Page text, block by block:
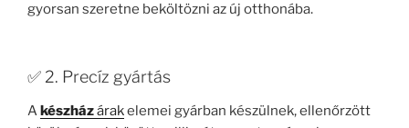
gyorsan szeretne beköltözni az új otthonába.
✅ 2. Precíz gyártás
A készházárakelemei gyárban készülnek, ellenőrzött